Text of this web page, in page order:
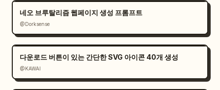
네오 브루탈리즘 웹페이지 생성 프롬프트
@Dorksense
다운로드 버튼이 있는 간단한 SVG 아이콘 40개 생성
@KAWAI